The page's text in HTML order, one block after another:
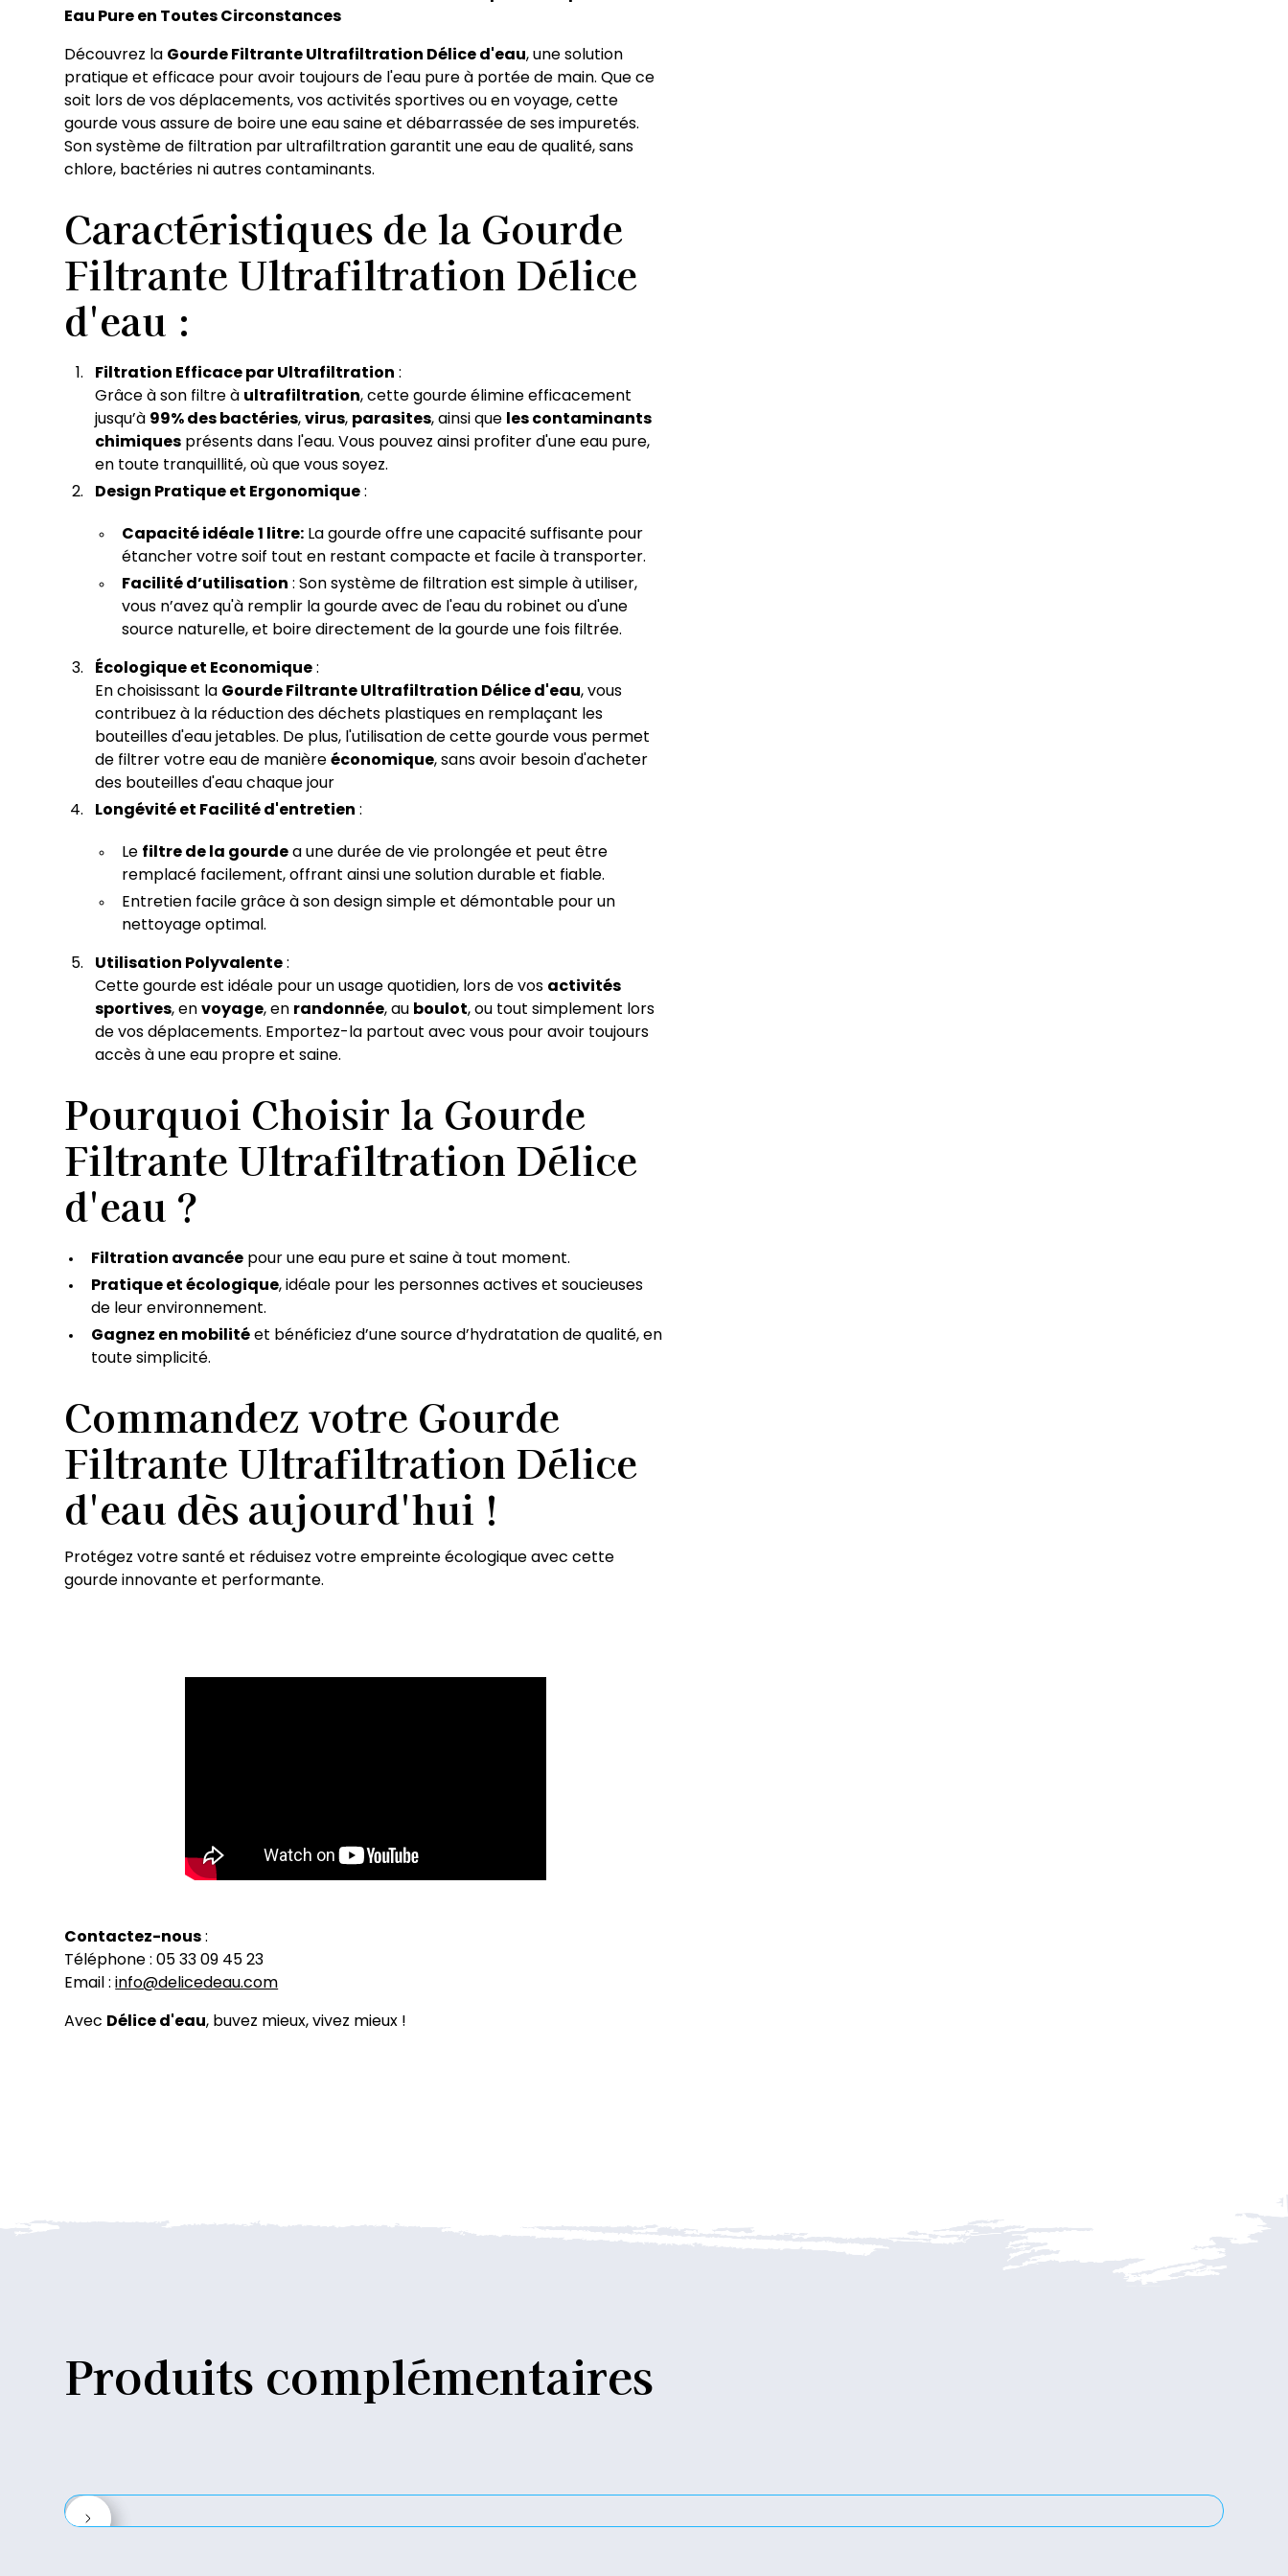
Eau Pure en Toutes Circonstances
Découvrez la Gourde Filtrante Ultrafiltration Délice d'eau, une solution
pratique et efficace pour avoir toujours de l'eau pure à portée de main. Que ce
soit lors de vos déplacements, vos activités sportives ou en voyage, cette
gourde vous assure de boire une eau saine et débarrassée de ses impuretés.
Son système de filtration par ultrafiltration garantit une eau de qualité, sans
chlore, bactéries ni autres contaminants.
Caractéristiques de la Gourde
Filtrante Ultrafiltration Délice
d'eau :
Filtration Efficace par Ultrafiltration :
Grâce à son filtre à ultrafiltration, cette gourde élimine efficacement
jusqu’à 99% des bactéries,virus, parasites, ainsi que
les contaminants
chimiques présents dans l'eau. Vous pouvez ainsi profiter d'une eau pure,
en toute tranquillité, où que vous soyez.
Design Pratique et Ergonomique :
Capacité idéale 1 litre: La gourde offre une capacité suffisante pour
étancher votre soif tout en restant compacte et facile à transporter.
Facilité d’utilisation : Son système de filtration est simple à utiliser,
vous n’avez qu'à remplir la gourde avec de l'eau du robinet ou d'une
source naturelle, et boire directement de la gourde une fois filtrée.
Écologique et Economique :
En choisissant la Gourde Filtrante Ultrafiltration Délice d'eau, vous
contribuez à la réduction des déchets plastiques en remplaçant les
bouteilles d'eau jetables. De plus, l'utilisation de cette gourde vous permet
de filtrer votre eau de manièreéconomique, sans avoir besoin d'acheter
des bouteilles d'eau chaque jour
Longévité et Facilité d'entretien :
Le filtre de la gourde a une durée de vie prolongée et peut être
remplacé facilement, offrant ainsi une solution durable et fiable.
Entretien facile grâce à son design simple et démontable pour un
nettoyage optimal.
Utilisation Polyvalente :
Cette gourde est idéale pour un usage quotidien, lors de vos activités
sportives, envoyage, en randonnée, au boulot, ou tout simplement lors
de vos déplacements. Emportez-la partout avec vous pour avoir toujours
accès à une eau propre et saine.
Pourquoi Choisir la Gourde
Filtrante Ultrafiltration Délice
d'eau ?
Filtration avancée pour une eau pure et saine à tout moment.
Pratique et écologique, idéale pour les personnes actives et soucieuses
de leur environnement.
Gagnez en mobilité et bénéficiez d’une source d’hydratation de qualité, en
toute simplicité.
Commandez votre Gourde
Filtrante Ultrafiltration Délice
d'eau dès aujourd'hui !
Protégez votre santé et réduisez votre empreinte écologique avec cette
gourde innovante et performante.
Contactez-nous :
Téléphone : 05 33 09 45 23
Email :info@delicedeau.com
Avec Délice d'eau, buvez mieux, vivez mieux !
Produits complémentaires